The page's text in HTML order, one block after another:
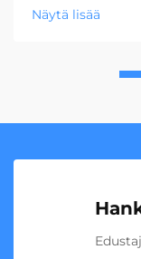
Näytä lisää